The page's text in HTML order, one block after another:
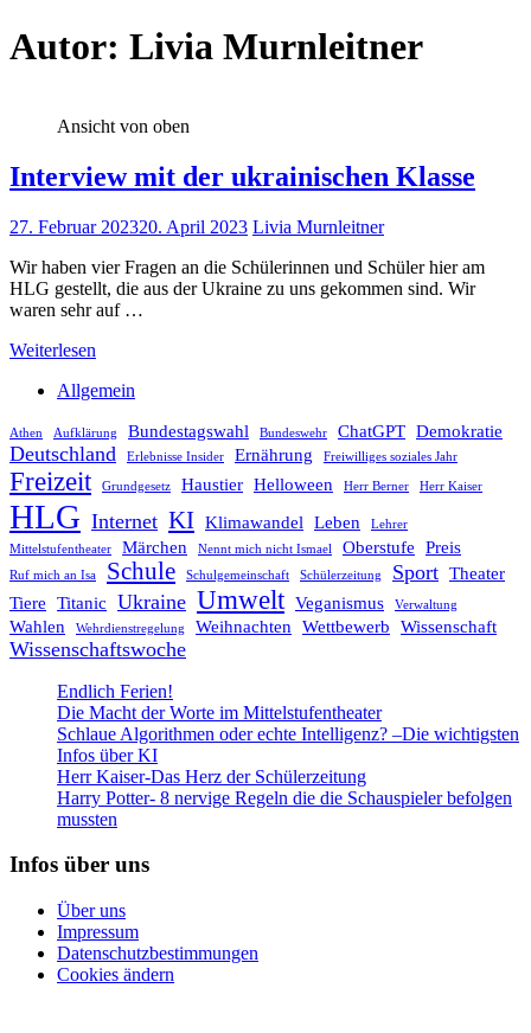
Autor: Livia Murnleitner
Ansicht von oben
Interview mit der ukrainischen Klasse
27. Februar 202320. April 2023 Livia Murnleitner
Wir haben vier Fragen an die Schülerinnen und Schüler hier am
HLG gestellt, die aus der Ukraine zu uns gekommen sind. Wir
waren sehr auf …
Weiterlesen
Allgemein
Athen Aufklärung Bundestagswahl Bundeswehr ChatGPT Demokratie
Deutschland Erlebnisse Insider Ernährung Freiwilliges soziales Jahr
Freizeit Grundgesetz Haustier Helloween Herr Berner Herr Kaiser
HLG Internet KI Klimawandel Leben
Lehrer
Mittelstufentheater
Märchen Nennt mich nicht Ismael Oberstufe Preis
Ruf mich an Isa Schule Schulgemeinschaft Schülerzeitung Sport Theater
Tiere Titanic Ukraine Umwelt Veganismus Verwaltung
Wahlen Wehrdienstregelung Weihnachten Wettbewerb Wissenschaft
Wissenschaftswoche
Endlich Ferien!
Die Macht der Worte im Mittelstufentheater
Schlaue Algorithmen oder echte Intelligenz? –Die wichtigsten
Infos über KI
Herr Kaiser-Das Herz der Schülerzeitung
Harry Potter- 8 nervige Regeln die die Schauspieler befolgen
mussten
Infos über uns
Über uns
Impressum
Datenschutzbestimmungen
Cookies ändern